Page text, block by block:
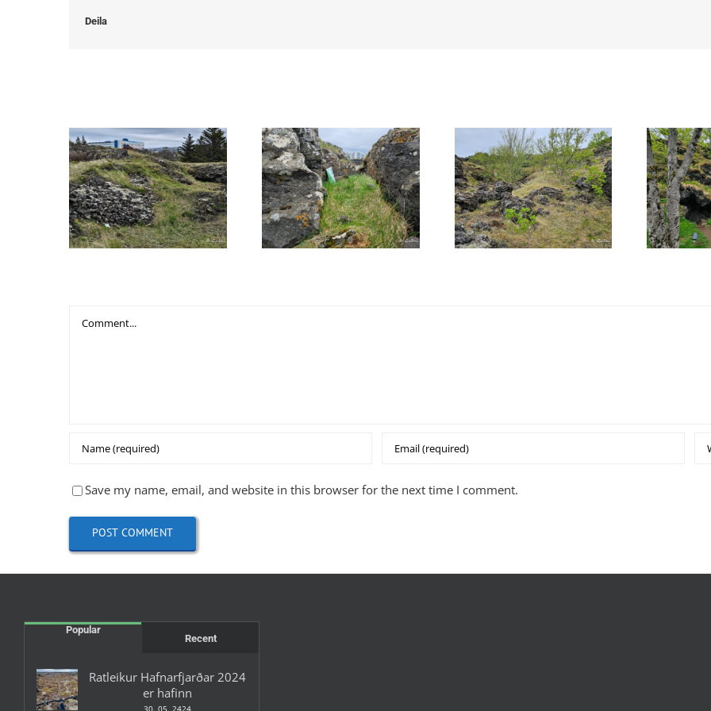
Deila
1. Skerseyri – sæskrímsli 2. Brúsastaðir – draugur
3. Víðistaðir –
óbrynnishólmi –
verndardísir
4.
Save my name, email, and website in this browser for the next time I comment.
Popular
Recent
Ratleikur Hafnarfjarðar 2024
er hafinn
30. 05. 2424